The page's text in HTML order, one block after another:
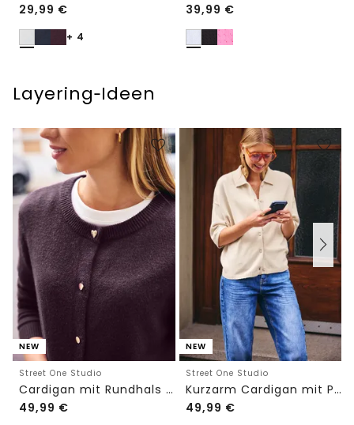
29,99 €
+ 4
39,99 €
Layering‑Ideen
NEW
Street One Studio
Cardigan mit Rundhals und Knöpfen
49,99 €
NEW
Street One Studio
Kurzarm Cardigan mit Polokragen
49,99 €